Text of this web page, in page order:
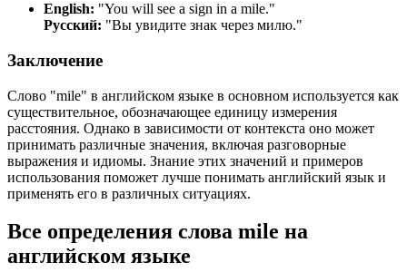
English: "You will see a sign in a mile."
Русский: "Вы увидите знак через милю."
Заключение
Слово "mile" в английском языке в основном используется как
существительное, обозначающее единицу измерения
расстояния. Однако в зависимости от контекста оно может
принимать различные значения, включая разговорные
выражения и идиомы. Знание этих значений и примеров
использования поможет лучше понимать английский язык и
применять его в различных ситуациях.
Все определения слова mile на
английском языке